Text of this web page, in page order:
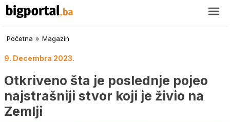
Početna » Magazin
9. Decembra 2023.
Otkriveno šta je poslednje pojeo
najstrašniji stvor koji je živio na
Zemlji